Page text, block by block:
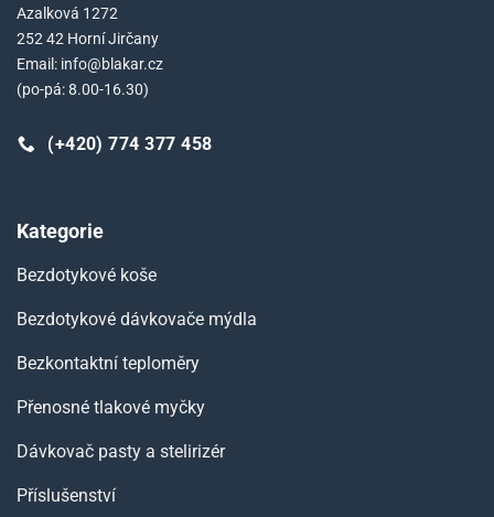
Azalková 1272
252 42 Horní Jirčany
Email: info@blakar.cz
(po-pá: 8.00-16.30)
(+420) 774 377 458
Kategorie
Bezdotykové koše
Bezdotykové dávkovače mýdla
Bezkontaktní teploměry
Přenosné tlakové myčky
Dávkovač pasty a stelirizér
Příslušenství